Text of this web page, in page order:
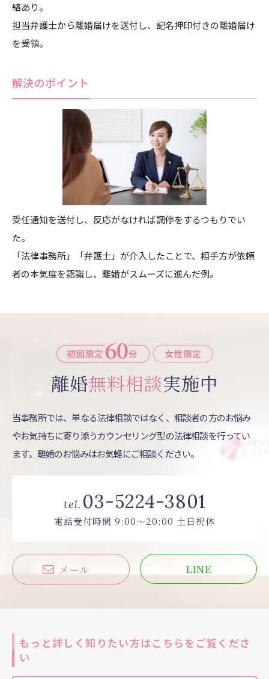
絡あり。
担当弁護士から離婚届けを送付し、記名押印付きの離婚届け
を受領。
解決のポイント
受任通知を送付し、反応がなければ調停をするつもりでい
た。
「法律事務所」「弁護士」が介入したことで、相手方が依頼
者の本気度を認識し、離婚がスムーズに進んだ例。
離婚無料相談実施中
当事務所では、単なる法律相談ではなく、相談者の方のお悩み
やお気持ちに寄り添うカウンセリング型の法律相談を行ってい
ます。離婚のお悩みはお気軽にご相談ください。
tel. 03-5224-3801
電話受付時間 9:00〜20:00 土日祝休
メール LINE
もっと詳しく知りたい方はこちらをご覧くださ
い